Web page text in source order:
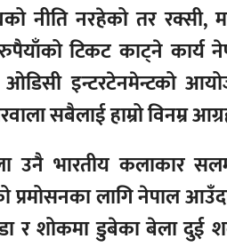
नीति नरहेको तर रक्सी,
टिकट काट्ने कार्य
इन्टरटेनमेन्टको
सबैलाई हाम्रो विनम्र
उनै भारतीय कलाकार
प्रमोसनका लागि नेपाल
र शोकमा डुबेका बेला